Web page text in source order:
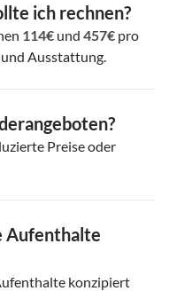
ich rechnen?
114€ und 457€ pro
Ausstattung.
Preise oder
Aufenthalte
konzipiert